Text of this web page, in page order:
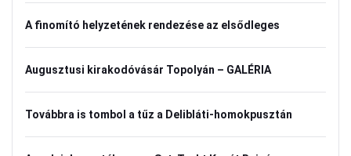
A finomító helyzetének rendezése az elsődleges
Augusztusi kirakodóvásár Topolyán – GALÉRIA
Továbbra is tombol a tűz a Delibláti-homokpusztán